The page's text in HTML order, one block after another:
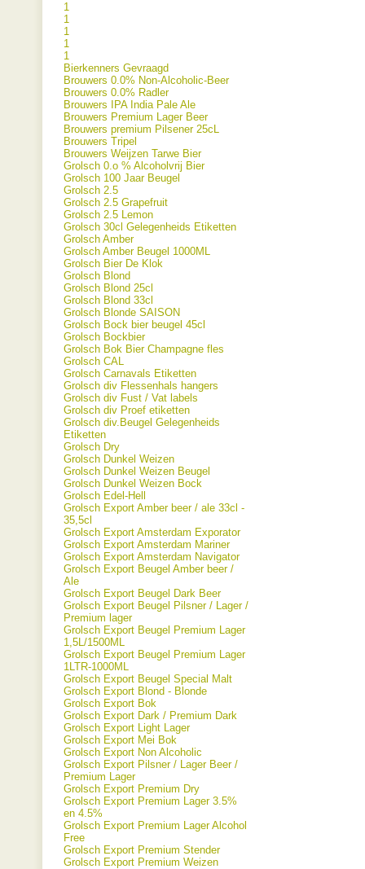
1
1
1
1
1
Bierkenners Gevraagd
Brouwers 0.0% Non-Alcoholic-Beer
Brouwers 0.0% Radler
Brouwers IPA India Pale Ale
Brouwers Premium Lager Beer
Brouwers premium Pilsener 25cL
Brouwers Tripel
Brouwers Weijzen Tarwe Bier
Grolsch 0.o % Alcoholvrij Bier
Grolsch 100 Jaar Beugel
Grolsch 2.5
Grolsch 2.5 Grapefruit
Grolsch 2.5 Lemon
Grolsch 30cl Gelegenheids Etiketten
Grolsch Amber
Grolsch Amber Beugel 1000ML
Grolsch Bier De Klok
Grolsch Blond
Grolsch Blond 25cl
Grolsch Blond 33cl
Grolsch Blonde SAISON
Grolsch Bock bier beugel 45cl
Grolsch Bockbier
Grolsch Bok Bier Champagne fles
Grolsch CAL
Grolsch Carnavals Etiketten
Grolsch div Flessenhals hangers
Grolsch div Fust / Vat labels
Grolsch div Proef etiketten
Grolsch div.Beugel Gelegenheids
Etiketten
Grolsch Dry
Grolsch Dunkel Weizen
Grolsch Dunkel Weizen Beugel
Grolsch Dunkel Weizen Bock
Grolsch Edel-Hell
Grolsch Export Amber beer / ale 33cl -
35,5cl
Grolsch Export Amsterdam Exporator
Grolsch Export Amsterdam Mariner
Grolsch Export Amsterdam Navigator
Grolsch Export Beugel Amber beer /
Ale
Grolsch Export Beugel Dark Beer
Grolsch Export Beugel Pilsner / Lager /
Premium lager
Grolsch Export Beugel Premium Lager
1,5L/1500ML
Grolsch Export Beugel Premium Lager
1LTR-1000ML
Grolsch Export Beugel Special Malt
Grolsch Export Blond - Blonde
Grolsch Export Bok
Grolsch Export Dark / Premium Dark
Grolsch Export Light Lager
Grolsch Export Mei Bok
Grolsch Export Non Alcoholic
Grolsch Export Pilsner / Lager Beer /
Premium Lager
Grolsch Export Premium Dry
Grolsch Export Premium Lager 3.5%
en 4.5%
Grolsch Export Premium Lager Alcohol
Free
Grolsch Export Premium Stender
Grolsch Export Premium Weizen